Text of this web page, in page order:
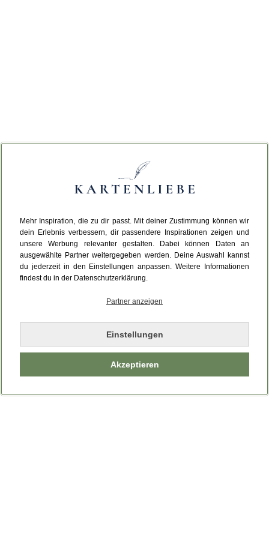
Mehr Inspiration, die zu dir passt. Mit deiner Zustimmung können wir
dein Erlebnis verbessern, dir passendere Inspirationen zeigen und
unsere Werbung relevanter gestalten. Dabei können Daten an
ausgewählte Partner weitergegeben werden. Deine Auswahl kannst
du jederzeit in den Einstellungen anpassen. Weitere Informationen
findest du in der Datenschutzerklärung.
Partner anzeigen
Einstellungen
Akzeptieren